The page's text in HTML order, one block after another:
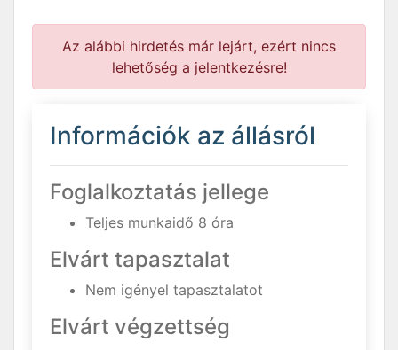
Az alábbi hirdetés már lejárt, ezért nincs
lehetőség a jelentkezésre!
Információk az állásról
Foglalkoztatás jellege
Teljes munkaidő 8 óra
Elvárt tapasztalat
Nem igényel tapasztalatot
Elvárt végzettség